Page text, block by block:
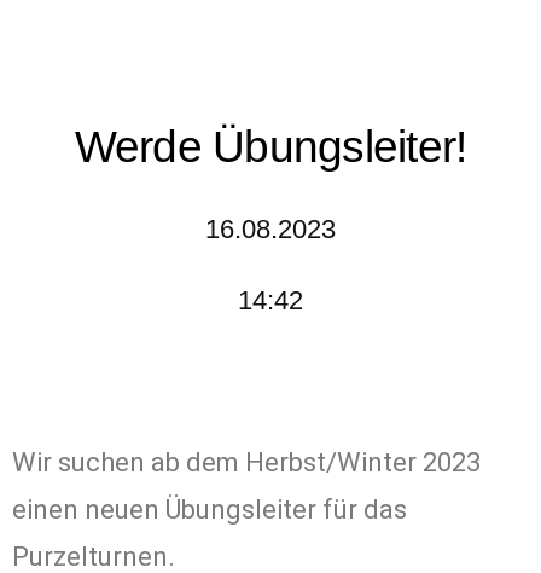
Werde Übungsleiter!
16.08.2023
14:42
Wir suchen ab dem Herbst/Winter 2023
einen neuen Übungsleiter für das
Purzelturnen.